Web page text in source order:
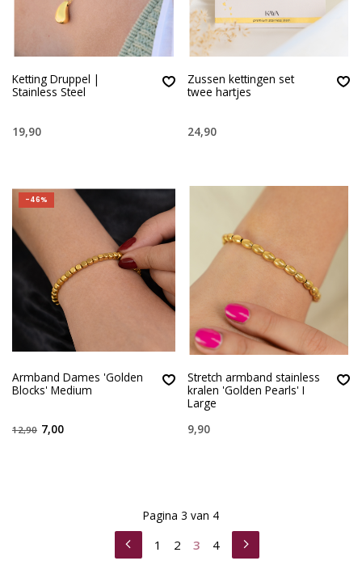
Ketting Druppel |
Stainless Steel
19,90
Zussen kettingen set
twee hartjes
24,90
-46%
Armband Dames 'Golden
Blocks' Medium
12,90 7,00
Stretch armband stainless
kralen 'Golden Pearls' I
Large
9,90
1 2 3 4
Pagina 3 van 4